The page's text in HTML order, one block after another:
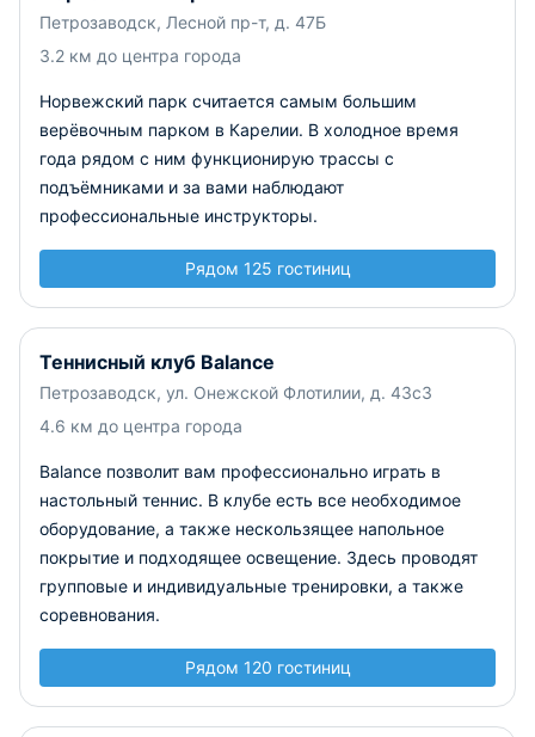
Петрозаводск, Лесной пр-т, д. 47Б
3.2 км до центра города
Норвежский парк считается самым большим
верёвочным парком в Карелии. В холодное время
года рядом с ним функционирую трассы с
подъёмниками и за вами наблюдают
профессиональные инструкторы.
Рядом 125 гостиниц
Теннисный клуб Balance
Петрозаводск, ул. Онежской Флотилии, д. 43с3
4.6 км до центра города
Balance позволит вам профессионально играть в
настольный теннис. В клубе есть все необходимое
оборудование, а также нескользящее напольное
покрытие и подходящее освещение. Здесь проводят
групповые и индивидуальные тренировки, а также
соревнования.
Рядом 120 гостиниц